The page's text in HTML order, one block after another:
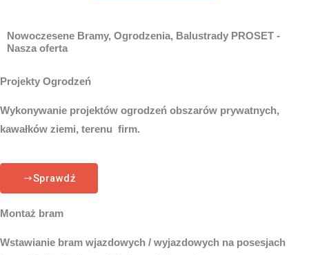
Nowoczesene Bramy, Ogrodzenia, Balustrady PROSET -
Nasza oferta
Projekty Ogrodzeń
Wykonywanie projektów ogrodzeń obszarów prywatnych,
kawałków ziemi, terenu firm.
Sprawdź
Montaż bram
Wstawianie bram wjazdowych / wyjazdowych na posesjach